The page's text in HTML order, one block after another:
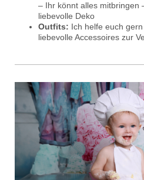
– Ihr könnt alles mitbringen
liebevolle Deko
Outfits: Ich helfe euch
liebevolle Accessoires zur